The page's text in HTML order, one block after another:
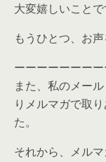
大変嬉しいことで
もうひとつ、お声
ーーーーーーー
また、私のメー
りメルマガで取
た。
それから、メル